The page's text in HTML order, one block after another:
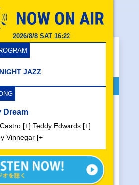
2026/8/8 SAT 16:22
JAZZ
Dream
[+] Teddy Edwards [+]
Vinnegar [+